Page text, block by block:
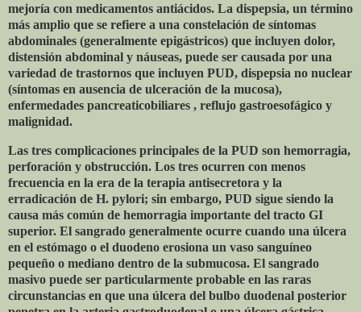
mejoría con medicamentos antiácidos. La dispepsia, un término
más amplio que se refiere a una constelación de síntomas
abdominales (generalmente epigástricos) que incluyen dolor,
distensión abdominal y náuseas, puede ser causada por una
variedad de trastornos que incluyen PUD, dispepsia no nuclear
(síntomas en ausencia de ulceración de la mucosa),
enfermedades pancreaticobiliares , reflujo gastroesofágico y
malignidad.
Las tres complicaciones principales de la PUD son hemorragia,
perforación y obstrucción. Los tres ocurren con menos
frecuencia en la era de la terapia antisecretora y la
erradicación de H. pylori; sin embargo, PUD sigue siendo la
causa más común de hemorragia importante del tracto GI
superior. El sangrado generalmente ocurre cuando una úlcera
en el estómago o el duodeno erosiona un vaso sanguíneo
pequeño o mediano dentro de la submucosa. El sangrado
masivo puede ser particularmente probable en las raras
circunstancias en que una úlcera del bulbo duodenal posterior